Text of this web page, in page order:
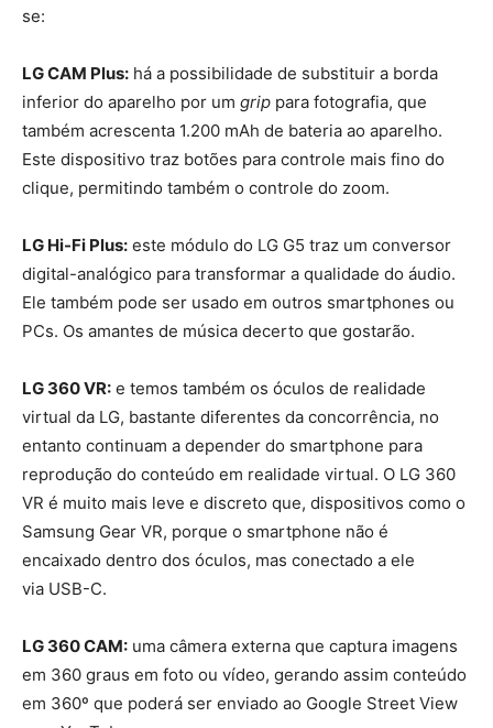
se:
LG CAM Plus: há a possibilidade de substituir a borda
inferior do aparelho por um grip para fotografia, que
também acrescenta 1.200 mAh de bateria ao aparelho.
Este dispositivo traz botões para controle mais fino do
clique, permitindo também o controle do zoom.
LG Hi-Fi Plus: este módulo do LG G5 traz um conversor
digital-analógico para transformar a qualidade do áudio.
Ele também pode ser usado em outros smartphones ou
PCs. Os amantes de música decerto que gostarão.
LG 360 VR: e temos também os óculos de realidade
virtual da LG, bastante diferentes da concorrência, no
entanto continuam a depender do smartphone para
reprodução do conteúdo em realidade virtual. O LG 360
VR é muito mais leve e discreto que, dispositivos como o
Samsung Gear VR, porque o smartphone não é
encaixado dentro dos óculos, mas conectado a ele
via USB-C.
LG 360 CAM: uma câmera externa que captura imagens
em 360 graus em foto ou vídeo, gerando assim conteúdo
em 360º que poderá ser enviado ao Google Street View